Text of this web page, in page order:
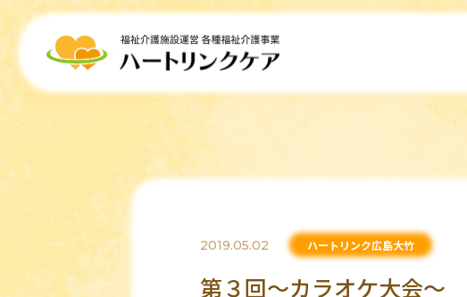
2019.05.02 ハートリンク広島大竹
第３回～カラオケ大会～